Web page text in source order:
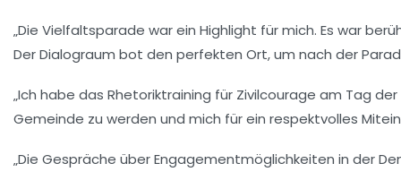
„Die Vielfaltsparade war ein Highlight für mich. Es war
Der Dialograum bot den perfekten Ort, um nach der
„Ich habe das Rhetoriktraining für Zivilcourage am Tag
Gemeinde zu werden und mich für ein respektvolles
„Die Gespräche über Engagementmöglichkeiten in der